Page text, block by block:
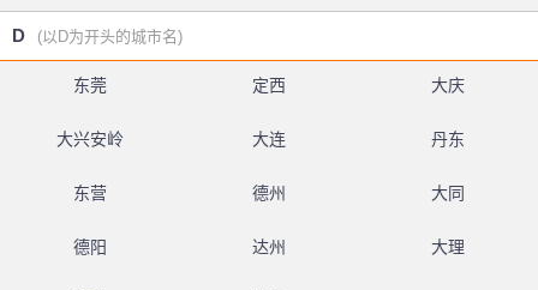
D (以D为开头的城市名)
东莞 定西 大庆
大兴安岭 大连 丹东
东营 德州 大同
德阳 达州 大理